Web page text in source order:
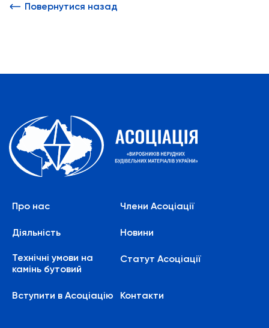
Повернутися назад
Про нас Члени Асоціації
Діяльність Новини
Технічні умови на
камінь бутовий
Статут Асоціації
Вступити в Асоціацію Контакти